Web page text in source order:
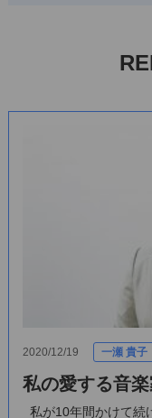
2020/12/19 一瀬 貴子
私の愛する音
私が10年間かけて続